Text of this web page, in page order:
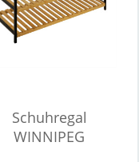
Schuhregal
WINNIPEG